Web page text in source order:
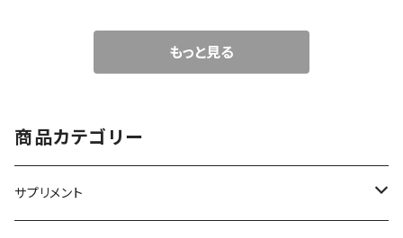
もっと見る
商品カテゴリー
サプリメント